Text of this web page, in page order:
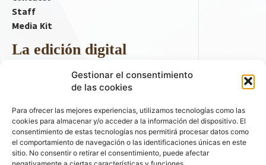
Gestionar el consentimiento
de las cookies
Para ofrecer las mejores experiencias, utilizamos tecnologías como las
cookies para almacenar y/o acceder a la información del dispositivo. El
consentimiento de estas tecnologías nos permitirá procesar datos como
el comportamiento de navegación o las identificaciones únicas en este
sitio. No consentir o retirar el consentimiento, puede afectar
Staff
Media Kit
La edición digital
Descargar último ejemplar
ir a hemeroteca
+ Contenido en redes sociales